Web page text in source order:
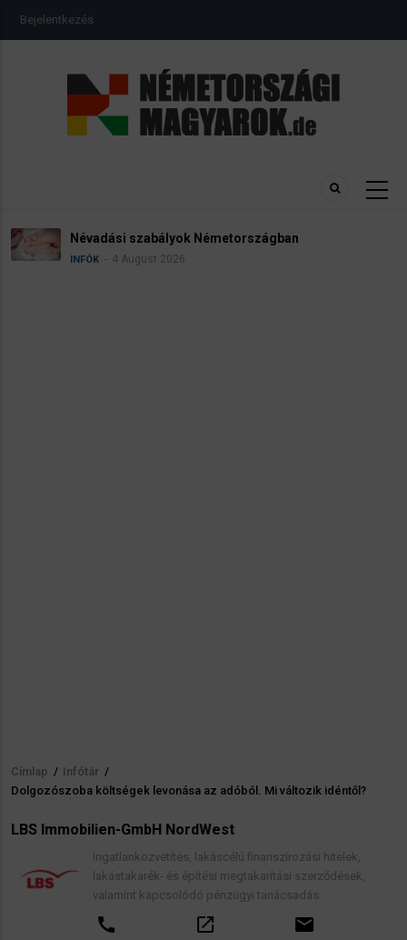
USER
ACCOUNT
Bejelentkezés
Névadási szabályok Németországban
INFÓK 4 August 2026
Morzsa
Címlap / Infótár /
Dolgozószoba költségek levonása az adóból. Mi változik idéntől?
LBS Immobilien-GmbH NordWest
Ingatlanközvetítés, lakáscélú finanszírozási hitelek,
lakástakarék- és építési megtakarítási szerződések,
valamint kapcsolódó pénzügyi tanácsadás.
call open_in_new email